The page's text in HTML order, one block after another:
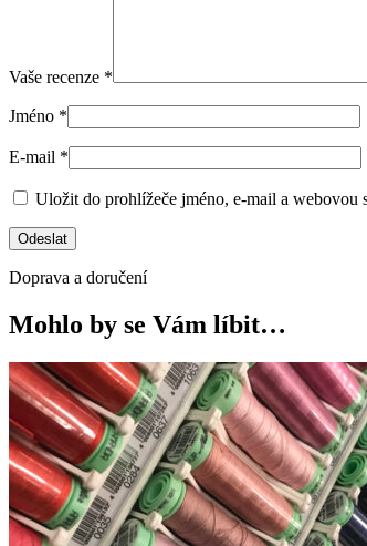
Vaše recenze *
Jméno *
E-mail *
Uložit do prohlížeče jméno, e-mail a webovou
Doprava a doručení
Mohlo by se Vám líbit…